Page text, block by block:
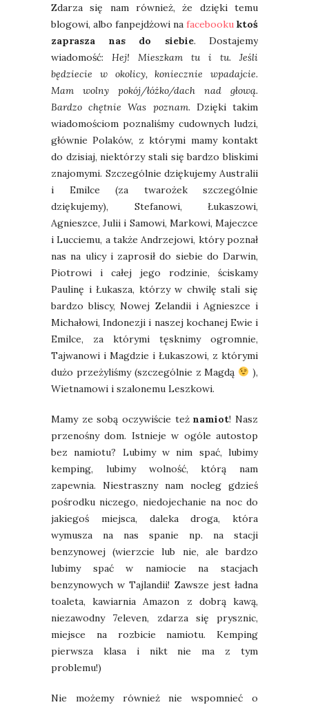
Zdarza się nam również, że dzięki temu
blogowi, albo fanpejdżowi na facebooku ktoś
zaprasza nas do siebie. Dostajemy
wiadomość: Hej! Mieszkam tu i tu. Jeśli
będziecie w okolicy, koniecznie wpadajcie.
Mam wolny pokój/łóżko/dach nad głową.
Bardzo chętnie Was poznam. Dzięki takim
wiadomościom poznaliśmy cudownych ludzi,
głównie Polaków, z którymi mamy kontakt
do dzisiaj, niektórzy stali się bardzo bliskimi
znajomymi. Szczególnie dziękujemy Australii
i Emilce (za twarożek szczególnie
dziękujemy), Stefanowi, Łukaszowi,
Agnieszce, Julii i Samowi, Markowi, Majeczce
i Lucciemu, a także Andrzejowi, który poznał
nas na ulicy i zaprosił do siebie do Darwin,
Piotrowi i całej jego rodzinie, ściskamy
Paulinę i Łukasza, którzy w chwilę stali się
bardzo bliscy, Nowej Zelandii i Agnieszce i
Michałowi, Indonezji i naszej kochanej Ewie i
Emilce, za którymi tęsknimy ogromnie,
Tajwanowi i Magdzie i Łukaszowi, z którymi
dużo przeżyliśmy (szczególnie z Magdą
),
Wietnamowi i szalonemu Leszkowi.
Mamy ze sobą oczywiście teżnamiot! Nasz
przenośny dom. Istnieje w ogóle autostop
bez namiotu? Lubimy w nim spać, lubimy
kemping, lubimy wolność, którą nam
zapewnia. Niestraszny nam nocleg gdzieś
pośrodku niczego, niedojechanie na noc do
jakiegoś miejsca, daleka droga, która
wymusza na nas spanie np. na stacji
benzynowej (wierzcie lub nie, ale bardzo
lubimy spać w namiocie na stacjach
benzynowych w Tajlandii! Zawsze jest ładna
toaleta, kawiarnia Amazon z dobrą kawą,
niezawodny 7eleven, zdarza się prysznic,
miejsce na rozbicie namiotu. Kemping
pierwsza klasa i nikt nie ma z tym
problemu!)
Nie możemy również nie wspomnieć o